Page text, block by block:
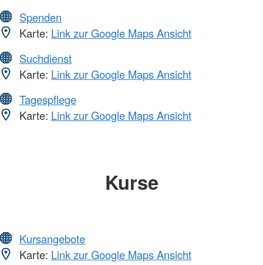
Spenden
Karte: Link zur Google Maps Ansicht
Suchdienst
Karte: Link zur Google Maps Ansicht
Tagespflege
Karte: Link zur Google Maps Ansicht
Kurse
Kursangebote
Karte: Link zur Google Maps Ansicht